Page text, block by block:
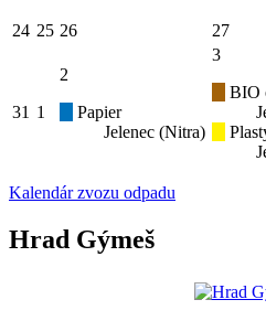
24 25 26 27
31 1
2
Papier
Jelenec (Nitra)
3
BIO
Kalendár zvozu odpadu
Hrad Gýmeš